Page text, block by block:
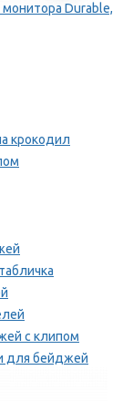
Durable,
крокодил
с клипом
для бейджей